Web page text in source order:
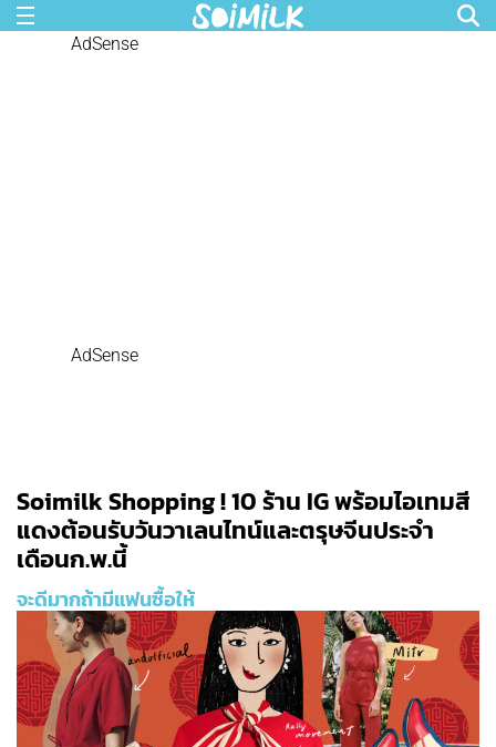
AdSense
AdSense
Soimilk Shopping ! 10 ร้าน IG พร้อมไอเทมสี
แดงต้อนรับวันวาเลนไทน์และตรุษจีนประจำ
เดือนก.พ.นี้
จะดีมากถ้ามีแฟนซื้อให้